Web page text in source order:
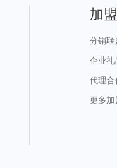
加
分销联
企业礼
代理合
更多加